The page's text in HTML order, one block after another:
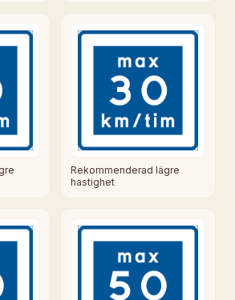
Rekommenderad lägre
hastighet